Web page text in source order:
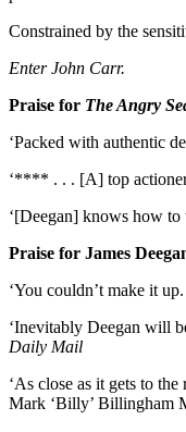
Constrained by the
Enter John Carr.
Praise for The Angry
‘Packed with authentic
‘**** . . . [A] top
‘[Deegan] knows how
Praise for James
‘You couldn’t make it
‘Inevitably Deegan will
Daily Mail
‘As close as it gets to the
Mark ‘Billy’ Billingham